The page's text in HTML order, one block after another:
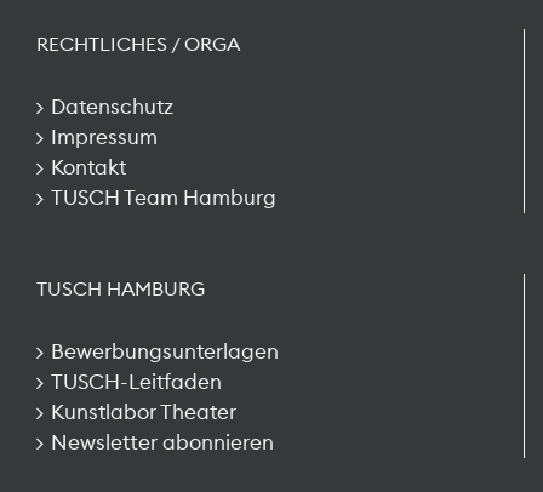
RECHTLICHES / ORGA
Datenschutz
Impressum
Kontakt
TUSCH Team Hamburg
TUSCH HAMBURG
Bewerbungsunterlagen
TUSCH-Leitfaden
Kunstlabor Theater
Newsletter abonnieren